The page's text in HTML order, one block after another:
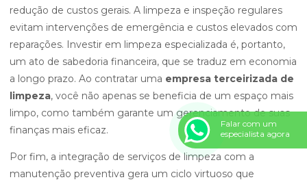
redução de custos gerais. A limpeza e inspeção regulares
evitam intervenções de emergência e custos elevados com
reparações. Investir em limpeza especializada é, portanto,
um ato de sabedoria financeira, que se traduz em economia
a longo prazo. Ao contratar uma empresa terceirizada de
limpeza, você não apenas se beneficia de um espaço mais
limpo, como também garante um gerenciamento de suas
finanças mais eficaz.
Por fim, a integração de serviços de limpeza com a
manutenção preventiva gera um ciclo virtuoso que
Falar com um
especialista agora